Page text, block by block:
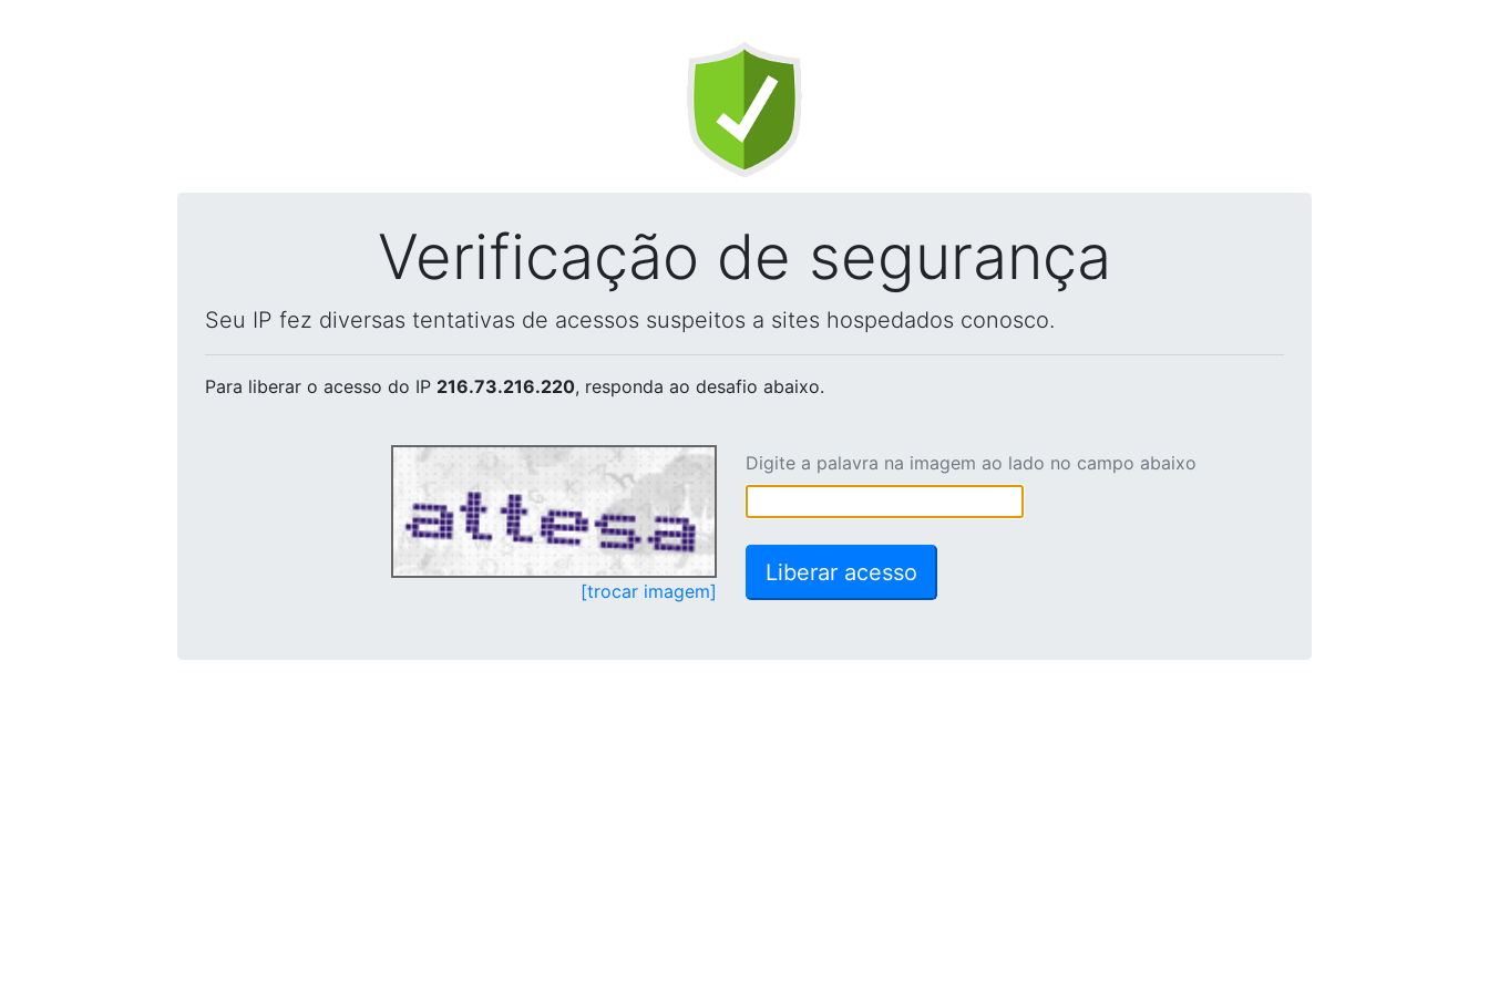
Verificação de segurança
Seu IP fez diversas tentativas de acessos suspeitos a sites hospedados conosco.
Para liberar o acesso do IP 216.73.216.220, responda ao desafio abaixo.
[trocar imagem]
Digite a palavra na imagem ao lado no campo abaixo